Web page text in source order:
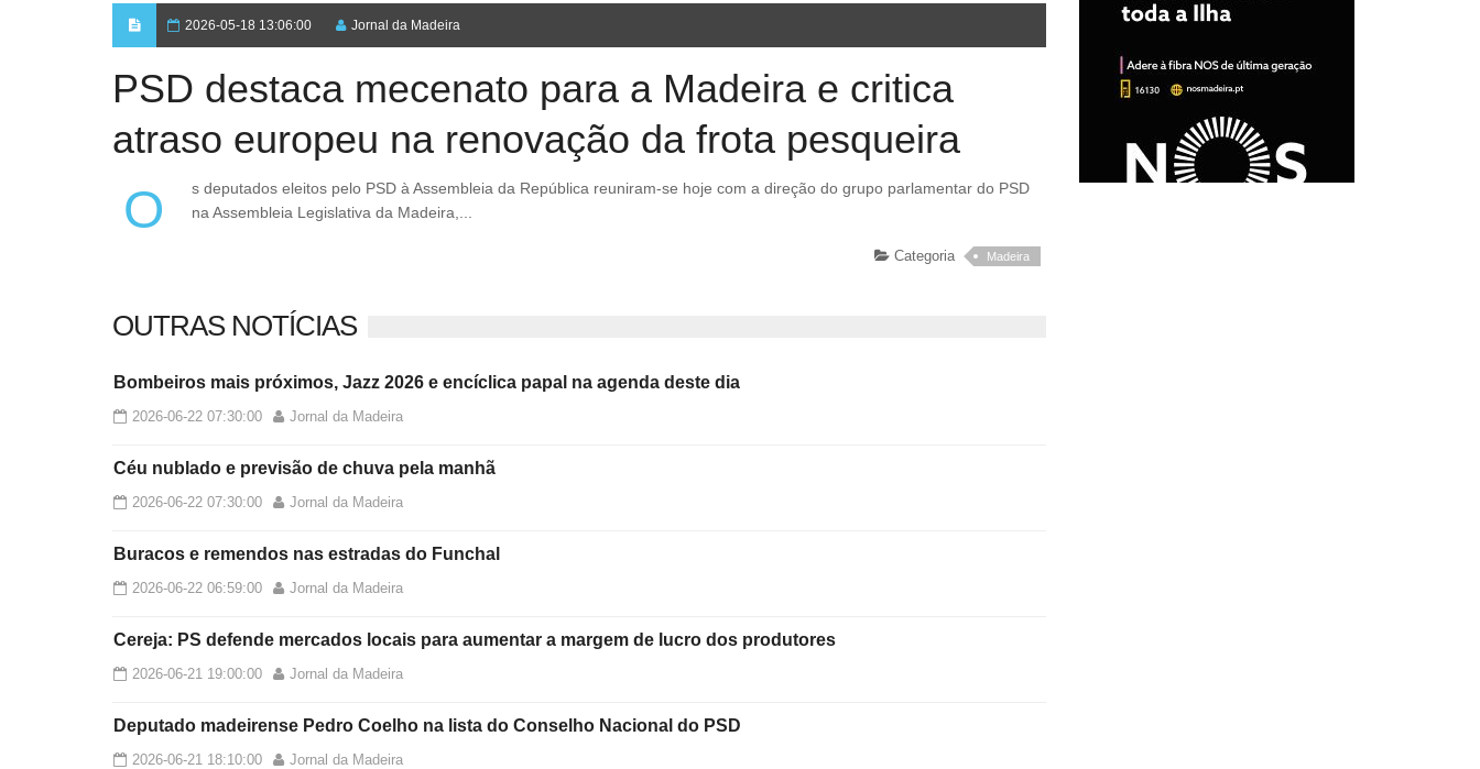
2026-05-18 13:06:00 Jornal da Madeira
PSD destaca mecenato para a Madeira e critica
atraso europeu na renovação da frota pesqueira
Os deputados eleitos pelo PSD à Assembleia da República reuniram-se hoje com a direção do grupo parlamentar do PSD na Assembleia Legislativa da Madeira,...
Categoria Madeira
OUTRAS NOTÍCIAS
Bombeiros mais próximos, Jazz 2026 e encíclica papal na agenda deste dia
2026-06-22 07:30:00 Jornal da Madeira
Céu nublado e previsão de chuva pela manhã
2026-06-22 07:30:00 Jornal da Madeira
Buracos e remendos nas estradas do Funchal
2026-06-22 06:59:00 Jornal da Madeira
Cereja: PS defende mercados locais para aumentar a margem de lucro dos produtores
2026-06-21 19:00:00 Jornal da Madeira
Deputado madeirense Pedro Coelho na lista do Conselho Nacional do PSD
2026-06-21 18:10:00 Jornal da Madeira